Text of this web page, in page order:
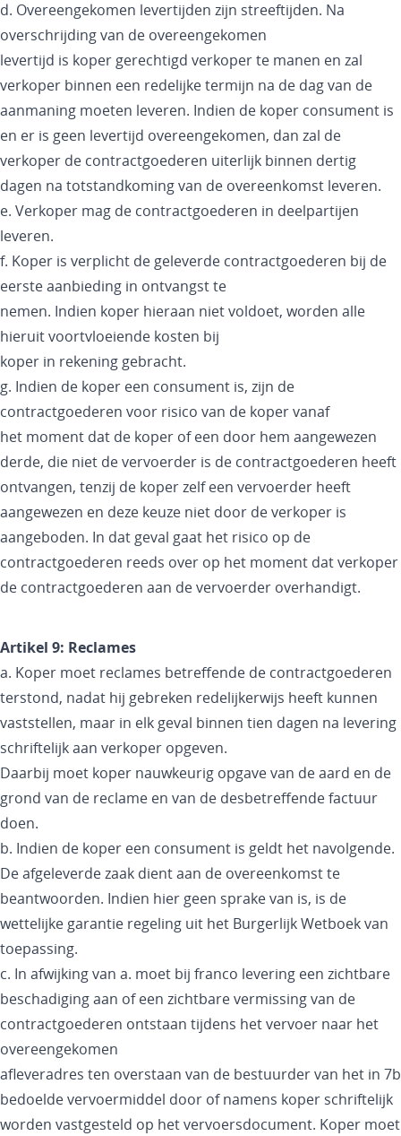
d. Overeengekomen levertijden zijn streeftijden. Na
overschrijding van de overeengekomen
levertijd is koper gerechtigd verkoper te manen en zal
verkoper binnen een redelijke termijn na de dag van de
aanmaning moeten leveren. Indien de koper consument is
en er is geen levertijd overeengekomen, dan zal de
verkoper de contractgoederen uiterlijk binnen dertig
dagen na totstandkoming van de overeenkomst leveren.
e. Verkoper mag de contractgoederen in deelpartijen
leveren.
f. Koper is verplicht de geleverde contractgoederen bij de
eerste aanbieding in ontvangst te
nemen. Indien koper hieraan niet voldoet, worden alle
hieruit voortvloeiende kosten bij
koper in rekening gebracht.
g. Indien de koper een consument is, zijn de
contractgoederen voor risico van de koper vanaf
het moment dat de koper of een door hem aangewezen
derde, die niet de vervoerder is de contractgoederen heeft
ontvangen, tenzij de koper zelf een vervoerder heeft
aangewezen en deze keuze niet door de verkoper is
aangeboden. In dat geval gaat het risico op de
contractgoederen reeds over op het moment dat verkoper
de contractgoederen aan de vervoerder overhandigt.
Artikel 9: Reclames
a. Koper moet reclames betreffende de contractgoederen
terstond, nadat hij gebreken redelijkerwijs heeft kunnen
vaststellen, maar in elk geval binnen tien dagen na levering
schriftelijk aan verkoper opgeven.
Daarbij moet koper nauwkeurig opgave van de aard en de
grond van de reclame en van de desbetreffende factuur
doen.
b. Indien de koper een consument is geldt het navolgende.
De afgeleverde zaak dient aan de overeenkomst te
beantwoorden. Indien hier geen sprake van is, is de
wettelijke garantie regeling uit het Burgerlijk Wetboek van
toepassing.
c. In afwijking van a. moet bij franco levering een zichtbare
beschadiging aan of een zichtbare vermissing van de
contractgoederen ontstaan tijdens het vervoer naar het
overeengekomen
afleveradres ten overstaan van de bestuurder van het in 7b
bedoelde vervoermiddel door of namens koper schriftelijk
worden vastgesteld op het vervoersdocument. Koper moet